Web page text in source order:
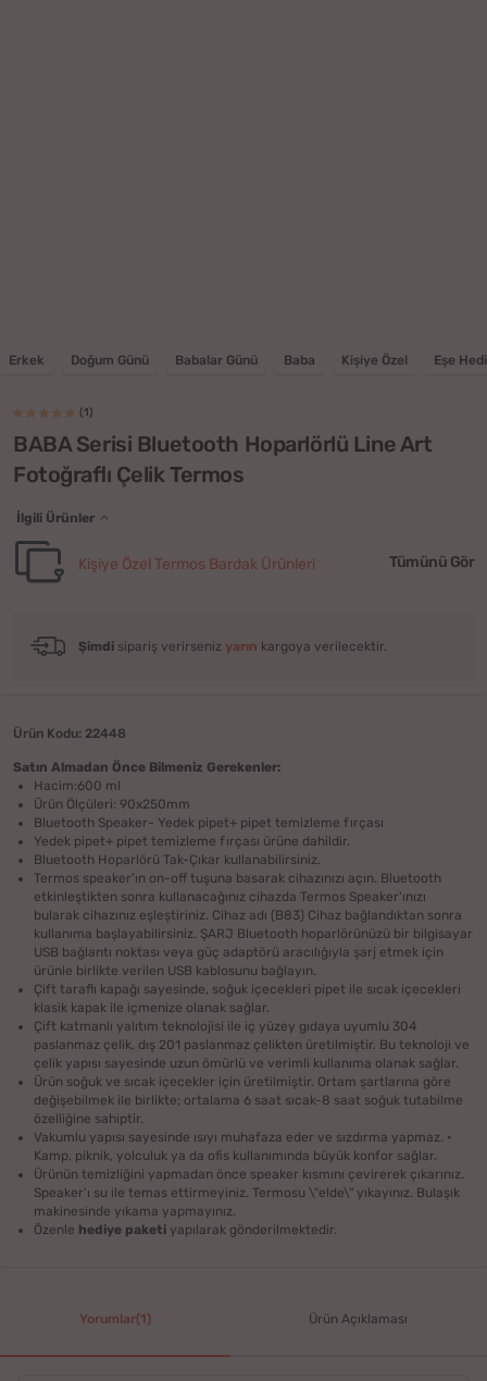
Erkek Doğum Günü Babalar Günü Baba Kişiye Özel Eşe
(1)
BABA Serisi Bluetooth Hoparlörlü Line Art
Fotoğraflı Çelik Termos
İlgili Ürünler
Kişiye Özel Termos Bardak Ürünleri Tümünü Gör
Şimdi sipariş verirseniz yarın kargoya verilecektir.
Ürün Kodu: 22448
Satın Almadan Önce Bilmeniz Gerekenler:
Hacim:600 ml
Ürün Ölçüleri: 90x250mm
Bluetooth Speaker- Yedek pipet+ pipet temizleme fırçası
Yedek pipet+ pipet temizleme fırçası ürüne dahildir.
Bluetooth Hoparlörü Tak-Çıkar kullanabilirsiniz.
Termos speaker'ın on-off tuşuna basarak cihazınızı açın. Bluetooth
etkinleştikten sonra kullanacağınız cihazda Termos Speaker'ınızı
bularak cihazınız eşleştiriniz. Cihaz adı (B83) Cihaz bağlandıktan sonra
kullanıma başlayabilirsiniz. ŞARJ Bluetooth hoparlörünüzü bir bilgisayar
USB bağlantı noktası veya güç adaptörü aracılığıyla şarj etmek için
ürünle birlikte verilen USB kablosunu bağlayın.
Çift taraflı kapağı sayesinde, soğuk içecekleri pipet ile sıcak içecekleri
klasik kapak ile içmenize olanak sağlar.
Çift katmanlı yalıtım teknolojisi ile iç yüzey gıdaya uyumlu 304
paslanmaz çelik, dış 201 paslanmaz çelikten üretilmiştir. Bu teknoloji ve
çelik yapısı sayesinde uzun ömürlü ve verimli kullanıma olanak sağlar.
Ürün soğuk ve sıcak içecekler için üretilmiştir. Ortam şartlarına göre
değişebilmek ile birlikte; ortalama 6 saat sıcak-8 saat soğuk tutabilme
özelliğine sahiptir.
Vakumlu yapısı sayesinde ısıyı muhafaza eder ve sızdırma yapmaz. •
Kamp, piknik, yolculuk ya da ofis kullanımında büyük konfor sağlar.
Ürünün temizliğini yapmadan önce speaker kısmını çevirerek çıkarınız.
Speaker'ı su ile temas ettirmeyiniz. Termosu \"elde\" yıkayınız. Bulaşık
makinesinde yıkama yapmayınız.
Özenle hediye paketi yapılarak gönderilmektedir.
Yorumlar(1) Ürün Açıklaması